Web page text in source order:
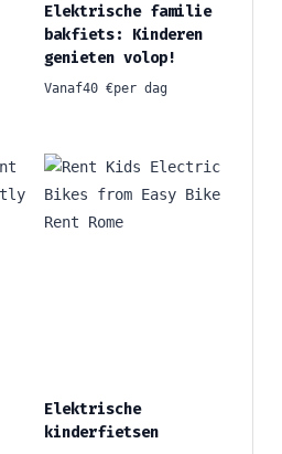
Elektrische familie
bakfiets: Kinderen
genieten volop!
Vanaf40 €per dag
Elektrische
kinderfietsen